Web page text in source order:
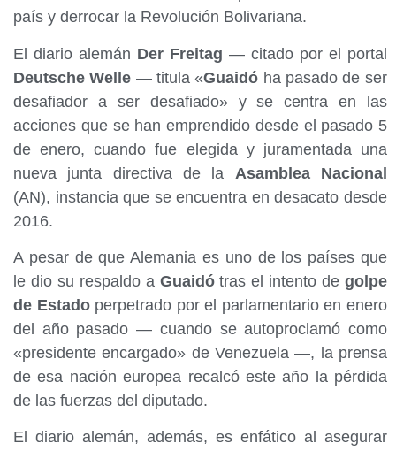
país y derrocar la Revolución Bolivariana.
El diario alemán Der Freitag — citado por el portal
Deutsche Welle — titula «Guaidó ha pasado de ser
desafiador a ser desafiado» y se centra en las
acciones que se han emprendido desde el pasado 5
de enero, cuando fue elegida y juramentada una
nueva junta directiva de la Asamblea Nacional
(AN), instancia que se encuentra en desacato desde
2016.
A pesar de que Alemania es uno de los países que
le dio su respaldo a Guaidótras el intento de golpe
de Estadoperpetrado por el parlamentario en enero
del año pasado — cuando se autoproclamó como
«presidente encargado» de Venezuela —, la prensa
de esa nación europea recalcó este año la pérdida
de las fuerzas del diputado.
El diario alemán, además, es enfático al asegurar